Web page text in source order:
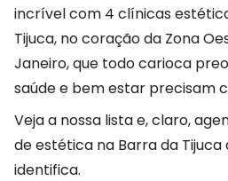
incrível com 4 clínicas
Tijuca, no coração da Zona
Janeiro, que todo carioca
saúde e bem estar precisam
Veja a nossa lista e, claro,
de estética na Barra da Tijuca
identifica.